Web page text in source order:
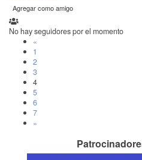
Agregar como amigo
No hay seguidores por el momento
«
1
2
3
4
5
6
7
»